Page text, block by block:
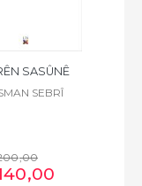
SASÛNÊ
SEBRÎ
,00
,00